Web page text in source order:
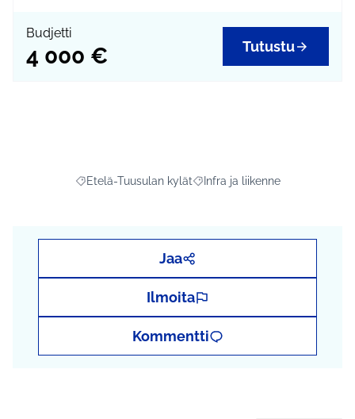
Budjetti
4 000 € Tutustu
Rajaa tulokset aihepiirin mukaan: Etelä-Tuusulan kylät
Etelä-Tuusulan kylätRajaa tulokset teeman
Infra ja liikenne
Jaa
Ilmoita
Kommentti